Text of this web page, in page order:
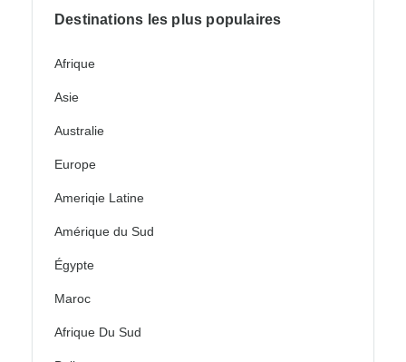
Destinations les plus populaires
Afrique
Asie
Australie
Europe
Ameriqie Latine
Amérique du Sud
Égypte
Maroc
Afrique Du Sud